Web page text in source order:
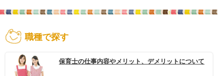
職種で探す
保育士の仕事内容やメリット、デメリットについて